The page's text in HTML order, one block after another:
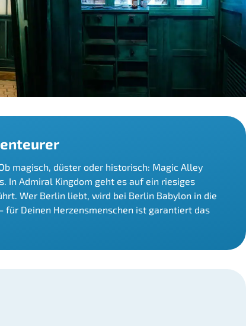
magisch, düster oder historisch: Magic Alley
In Admiral Kingdom geht es auf ein riesiges
Wer Berlin liebt, wird bei Berlin Babylon in die
Deinen Herzensmenschen ist garantiert das